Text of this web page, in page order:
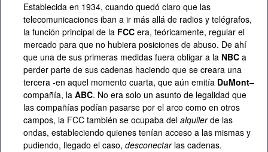
Establecida en 1934, cuando quedó claro que las
telecomunicaciones iban a ir más allá de radios y telégrafos,
la función principal de la FCC era, teóricamente, regular el
mercado para que no hubiera posiciones de abuso. De ahí
que una de sus primeras medidas fuera obligar a la NBC a
perder parte de sus cadenas haciendo que se creara una
tercera -en aquel momento cuarta, que aún emitía DuMont–
compañía, la ABC. No era solo un asunto de legalidad que
las compañías podían pasarse por el arco como en otros
campos, la FCC también se ocupaba del alquilerde las
ondas, estableciendo quienes tenían acceso a las mismas y
pudiendo, llegado el caso, desconectarlas cadenas.